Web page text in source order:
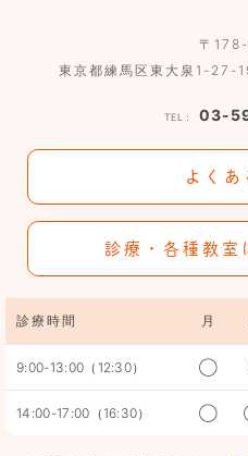
〒
東京都練馬区東大泉1-27-
TEL： 03-
よくあ
診療・各種教室
診療時間 月
9:00-13:00（12:30） ◯
14:00-17:00（16:30） ◯